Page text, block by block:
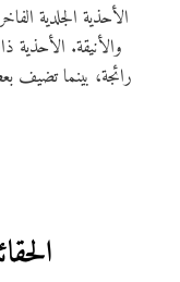
الأحذية الجلدية
والأنيقة. الأحذية
رائجة، بينما تضيف
5.